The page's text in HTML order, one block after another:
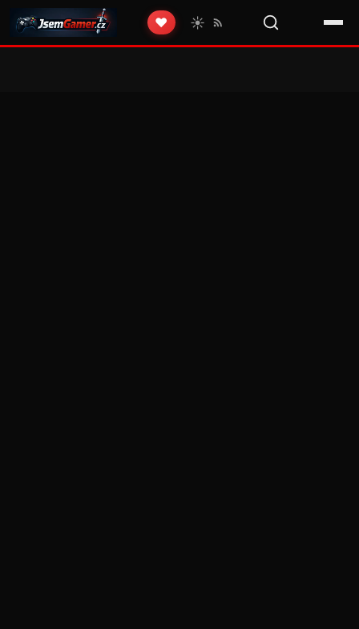
❤️ ☀️